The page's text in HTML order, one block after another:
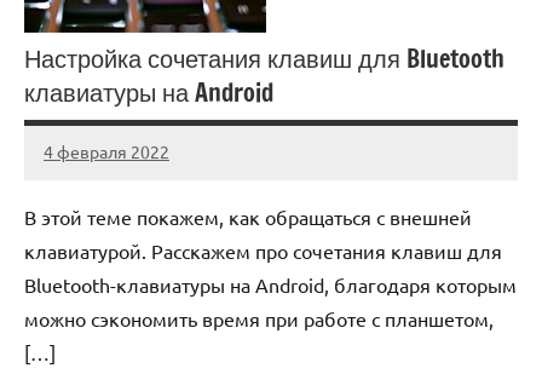
Настройка сочетания клавиш для Bluetooth
клавиатуры на Android
4 февраля 2022
anti_shpion_
Нет
В этой теме покажем, как обращаться с внешней
клавиатурой. Расскажем про сочетания клавиш для
Bluetooth-клавиатуры на Android, благодаря которым
можно сэкономить время при работе с планшетом,
[…]